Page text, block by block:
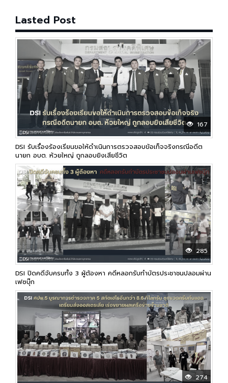
Lasted Post
167
DSI รับเรื่องร้องเรียนขอให้ดำเนินการตรวจสอบข้อเท็จจริงกรณีอดีต
นายก อบต. ห้วยใหญ่ ถูกลอบยิงเสียชีวิต
285
DSI ปิดคดีจับครบทั้ง 3 ผู้ต้องหา คดีหลอกรับทำบัตรประชาชนปลอมผ่าน
เฟซบุ๊ก
274